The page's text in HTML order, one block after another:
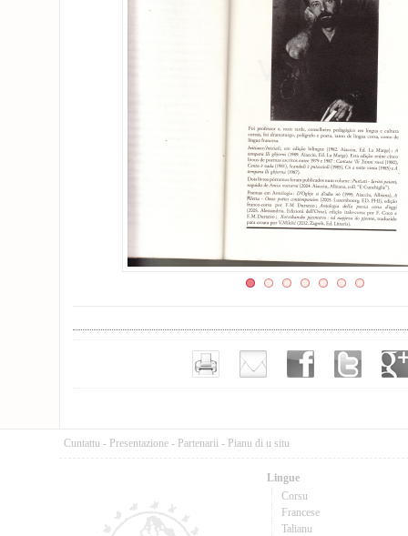
Cuntattu - Presentazione - Partenarii - Pianu di u situ
Lingue
Corsu
Francese
Talianu